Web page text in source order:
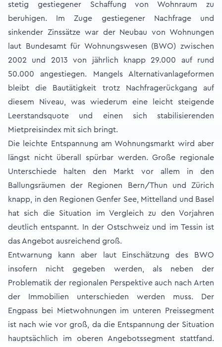
stetig gestiegener Schaffung von Wohnraum zu
beruhigen. Im Zuge gestiegener Nachfrage und
sinkender Zinssätze war der Neubau von Wohnungen
laut Bundesamt für Wohnungswesen (BWO) zwischen
2002 und 2013 von jährlich knapp 29.000 auf rund
50.000 angestiegen. Mangels Alternativanlageformen
bleibt die Bautätigkeit trotz Nachfragerückgang auf
diesem Niveau, was wiederum eine leicht steigende
Leerstandsquote und einen sich stabilisierenden
Mietpreisindex mit sich bringt.
Die leichte Entspannung am Wohnungsmarkt wird aber
längst nicht überall spürbar werden. Große regionale
Unterschiede halten den Markt vor allem in den
Ballungsräumen der Regionen Bern/Thun und Zürich
knapp, in den Regionen Genfer See, Mittelland und Basel
hat sich die Situation im Vergleich zu den Vorjahren
deutlich entspannt. In der Ostschweiz und im Tessin ist
das Angebot ausreichend groß.
Entwarnung kann aber laut Einschätzung des BWO
insofern nicht gegeben werden, als neben der
Problematik der regionalen Perspektive auch nach Arten
der Immobilien unterschieden werden muss. Der
Engpass bei Mietwohnungen im unteren Preissegment
ist nach wie vor groß, da die Entspannung der Situation
hauptsächlich im oberen Angebotssegment stattfand.